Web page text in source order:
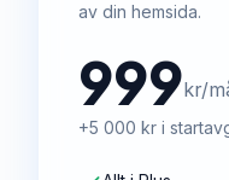
av din hemsida.
999kr/
+5 000 kr i